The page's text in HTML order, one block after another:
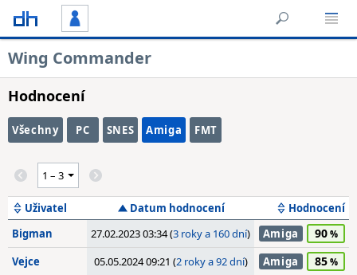
Wing Commander
Hodnocení
Všechny PC SNES Amiga FMT
Uživatel Datum hodnocení
Hodnocení
Bigman
27.02.2023 03:34 (3 roky a 160 dní) Amiga 90
Vejce 05.05.2024 09:21 (2 roky a 92 dní) Amiga 85